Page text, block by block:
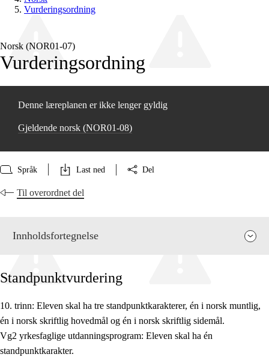
Vurderingsordning
Norsk (NOR01‑07)
Vurderingsordning
Denne læreplanen er ikke lenger gyldig
Gjeldende norsk (NOR01‑08)
Språk Last ned Del
Til overordnet del
Innholdsfortegnelse
Fagets relevans og sentrale verdier
Standpunktvurdering
10. trinn: Eleven skal ha tre standpunktkarakterer, én i norsk muntlig,
én i norsk skriftlig hovedmål og én i norsk skriftlig sidemål.
Vg2 yrkesfaglige utdanningsprogram: Eleven skal ha én
standpunktkarakter.